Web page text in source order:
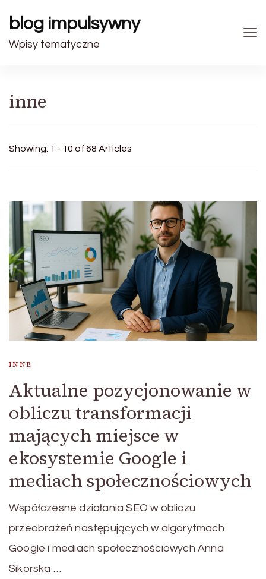
blog impulsywny
Wpisy tematyczne
inne
Showing: 1 - 10 of 68 Articles
INNE
Aktualne pozycjonowanie w
obliczu transformacji
mających miejsce w
ekosystemie Google i
mediach społecznościowych
Współczesne działania SEO w obliczu
przeobrażeń następujących w algorytmach
Google i mediach społecznościowych Anna
Sikorska …